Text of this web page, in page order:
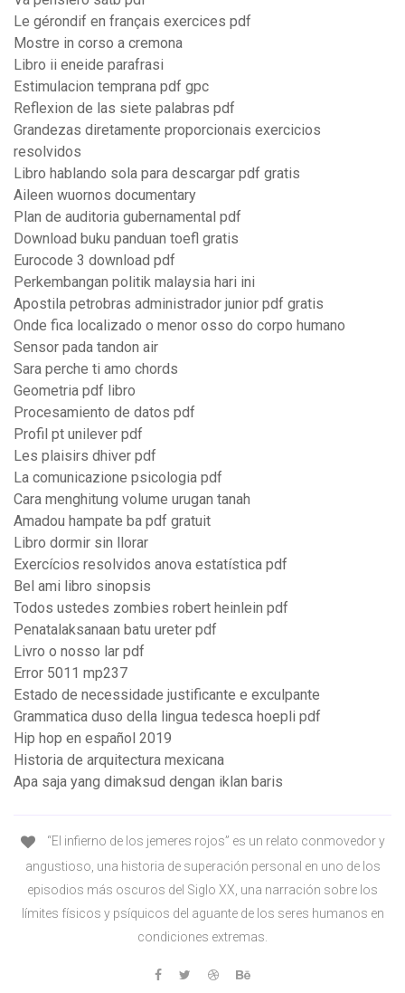
Le gérondif en français exercices pdf
Mostre in corso a cremona
Libro ii eneide parafrasi
Estimulacion temprana pdf gpc
Reflexion de las siete palabras pdf
Grandezas diretamente proporcionais exercicios
resolvidos
Libro hablando sola para descargar pdf gratis
Aileen wuornos documentary
Plan de auditoria gubernamental pdf
Download buku panduan toefl gratis
Eurocode 3 download pdf
Perkembangan politik malaysia hari ini
Apostila petrobras administrador junior pdf gratis
Onde fica localizado o menor osso do corpo humano
Sensor pada tandon air
Sara perche ti amo chords
Geometria pdf libro
Procesamiento de datos pdf
Profil pt unilever pdf
Les plaisirs dhiver pdf
La comunicazione psicologia pdf
Cara menghitung volume urugan tanah
Amadou hampate ba pdf gratuit
Libro dormir sin llorar
Exercícios resolvidos anova estatística pdf
Bel ami libro sinopsis
Todos ustedes zombies robert heinlein pdf
Penatalaksanaan batu ureter pdf
Livro o nosso lar pdf
Error 5011 mp237
Estado de necessidade justificante e exculpante
Grammatica duso della lingua tedesca hoepli pdf
Hip hop en español 2019
Historia de arquitectura mexicana
Apa saja yang dimaksud dengan iklan baris
“El infierno de los jemeres rojos” es un relato conmovedor y
angustioso, una historia de superación personal en uno de los
episodios más oscuros del Siglo XX, una narración sobre los
límites físicos y psíquicos del aguante de los seres humanos en
condiciones extremas.